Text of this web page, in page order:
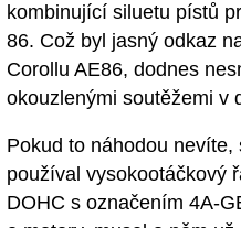
kombinující siluetu pístů
86. Což byl jasný odkaz
Corollu AE86, dodnes
okouzlenými soutěžemi v
Pokud to náhodou
používal vysokootáčkový
DOHC s označením 4A-